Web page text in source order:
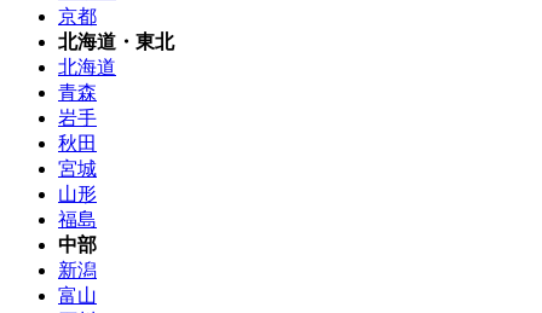
京都
北海道・東北
北海道
青森
岩手
秋田
宮城
山形
福島
中部
新潟
富山